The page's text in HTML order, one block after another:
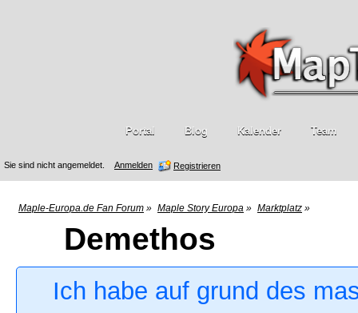
Sie sind nicht angemeldet. Anmelden Registrieren
Portal Blog Kalender Team
Maple-Europa.de Fan Forum » Maple Story Europa » Marktplatz »
Demethos
Ich habe auf grund des